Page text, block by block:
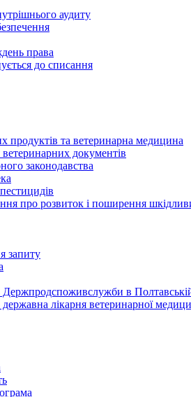
аудиту
права
до списання
продуктів та ветеринарна медицина
документів
законодавства
про розвиток і поширення
запиту
Держпродспоживслужби в
лікарня ветеринарної